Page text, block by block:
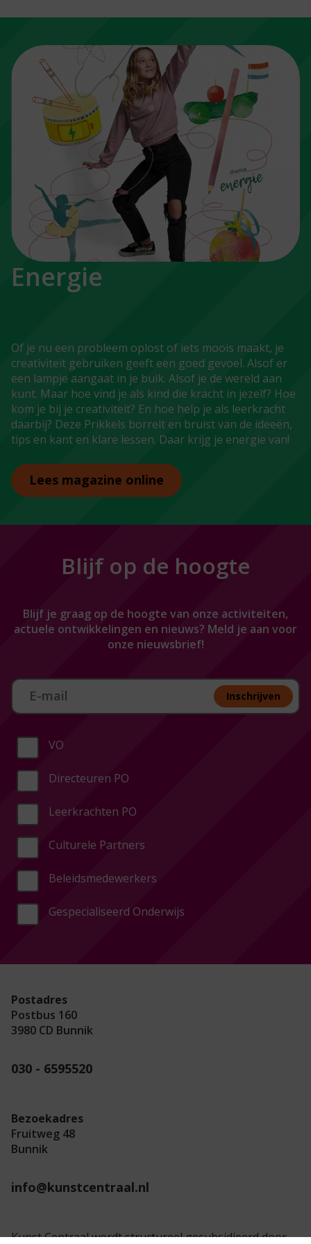
Energie
Of je nu een probleem oplost of iets moois maakt, je
creativiteit gebruiken geeft een goed gevoel. Alsof er
een lampje aangaat in je buik. Alsof je de wereld aan
kunt. Maar hoe vind je als kind die kracht in jezelf? Hoe
kom je bij je creativiteit? En hoe help je als leerkracht
daarbij? Deze Prikkels borrelt en bruist van de ideeën,
tips en kant en klare lessen. Daar krijg je energie van!
Lees magazine online
Blijf op de hoogte
Blijf je graag op de hoogte van onze activiteiten,
actuele ontwikkelingen en nieuws? Meld je aan voor
onze nieuwsbrief!
Aan melden nieuwsbrief Inschrijven
VO
Directeuren PO
Leerkrachten PO
Culturele Partners
Beleidsmedewerkers
Gespecialiseerd Onderwijs
Postadres
Postbus 160
3980 CD Bunnik
030 - 6595520
Bezoekadres
Fruitweg 48
Bunnik
info@kunstcentraal.nl
Kunst Centraal wordt structureel gesubsidieerd door